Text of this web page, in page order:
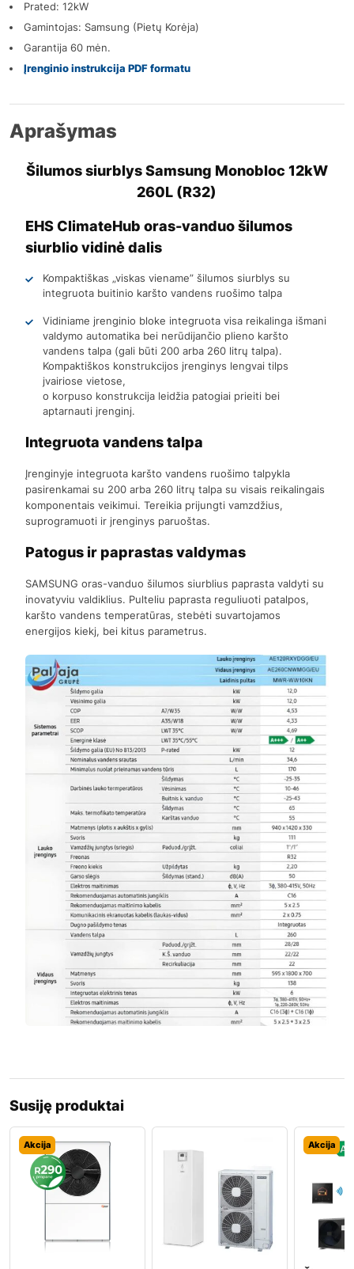
Prated: 12kW
Gamintojas: Samsung (Pietų Korėja)
Garantija 60 mėn.
Įrenginio instrukcija PDF formatu
Aprašymas
Šilumos siurblys Samsung Monobloc 12kW
260L (R32)
EHS ClimateHub oras-vanduo šilumos
siurblio vidinė dalis
Kompaktiškas „viskas viename” šilumos siurblys su
integruota buitinio karšto vandens ruošimo talpa
Vidiniame jrenginio bloke integruota visa reikalinga išmani
valdymo automatika bei nerūdijančio plieno karšto
vandens talpa (gali būti 200 arba 260 litrų talpa).
Kompaktiškos konstrukcijos jrenginys lengvai tilps
jvairiose vietose,
o korpuso konstrukcija leidžia patogiai prieiti bei
aptarnauti jrenginj.
Integruota vandens talpa
Įrenginyje integruota karšto vandens ruošimo talpykla
pasirenkamai su 200 arba 260 litrų talpa su visais reikalingais
komponentais veikimui. Tereikia prijungti vamzdžius,
suprogramuoti ir jrenginys paruoštas.
Patogus ir paprastas valdymas
SAMSUNG oras-vanduo šilumos siurblius paprasta valdyti su
inovatyviu valdiklius. Pulteliu paprasta reguliuoti patalpos,
karšto vandens temperatūras, stebėti suvartojamos
energijos kiekj, bei kitus parametrus.
Susiję produktai
Akcija Akcija